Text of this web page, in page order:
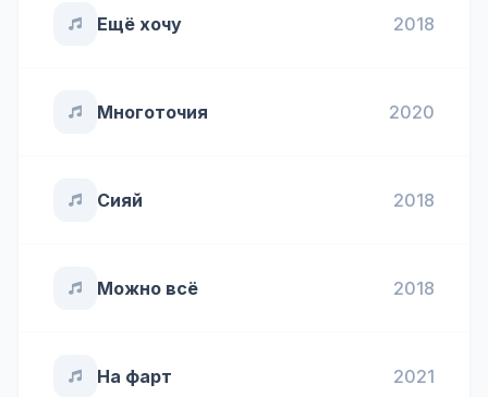
Ещё хочу 2018
Многоточия 2020
Сияй 2018
Можно всё 2018
На фарт 2021